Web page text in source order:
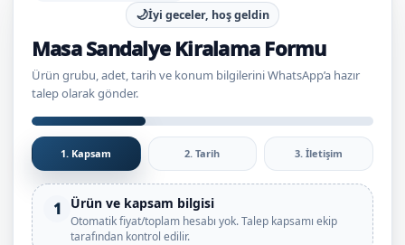
🌙İyi geceler, hoş geldin
Masa Sandalye Kiralama Formu
Ürün grubu, adet, tarih ve konum bilgilerini WhatsApp’a hazır
talep olarak gönder.
1. Kapsam 2. Tarih 3. İletişim
1 Ürün ve kapsam bilgisi
Otomatik fiyat/toplam hesabı yok. Talep kapsamı ekip
tarafından kontrol edilir.